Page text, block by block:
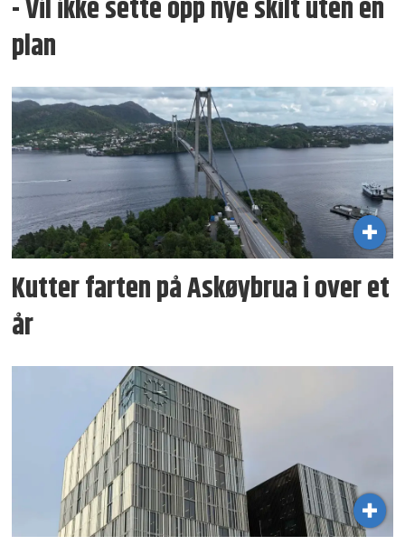
- Vil ikke sette opp nye skilt uten en
plan
Kutter farten på Askøybrua i over et
år